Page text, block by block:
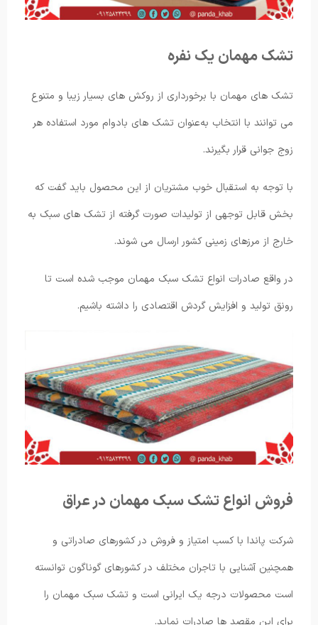
تشک مهمان یک نفره
تشک های مهمان با برخورداری از روکش های بسیار زیبا و متنوع
می ‌توانند با انتخاب به‌عنوان تشک های بادوام مورد استفاده هر
زوج جوانی قرار بگیرند.
با توجه به استقبال خوب مشتریان از این محصول باید گفت که
بخش قابل توجهی از تولیدات صورت گرفته از تشک های سبک به
خارج از مرزهای زمینی کشور ارسال می ‌شوند.
در واقع صادرات انواع تشک سبک مهمان موجب شده است تا
رونق تولید و افزایش گردش اقتصادی را داشته باشیم.
فروش انواع تشک سبک مهمان در عراق
شرکت پاندا با کسب امتیاز و فروش در کشورهای صادراتی و
همچنین آشنایی با تاجران مختلف در کشورهای گوناگون توانسته
است محصولات درجه یک ایرانی است و تشک سبک مهمان را
برای این مقصد ها صادرات نماید.